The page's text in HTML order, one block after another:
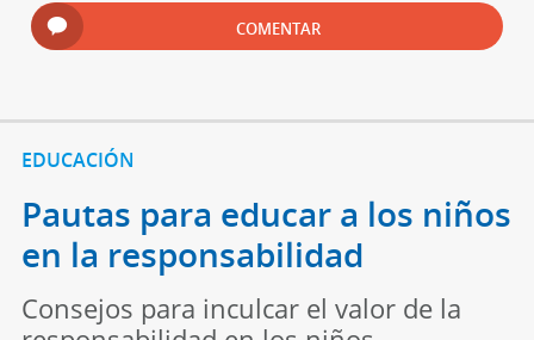
COMENTAR
EDUCACIÓN
Pautas para educar a los niños
en la responsabilidad
Consejos para inculcar el valor de la